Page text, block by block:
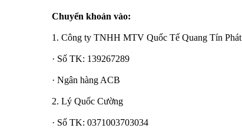
Chuyển khoản vào:
1. Công ty TNHH MTV Quốc Tế Quang Tín Phát
· Số TK: 139267289
· Ngân hàng ACB
2. Lý Quốc Cường
· Số TK: 0371003703034